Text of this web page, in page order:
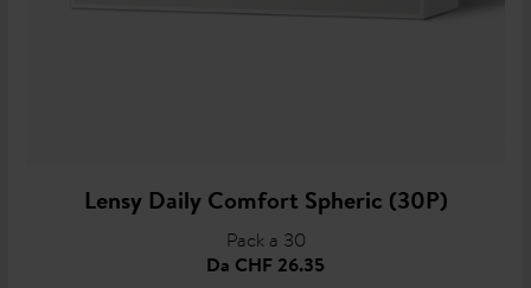
Lensy Daily Comfort Spheric (30P)
Pack a 30
Da CHF 26.35